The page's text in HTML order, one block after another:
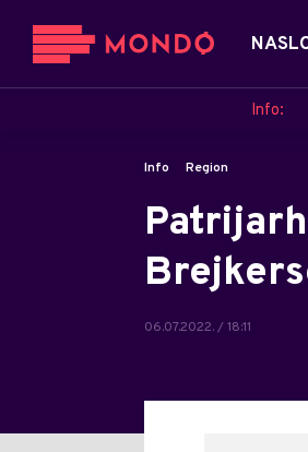
Info:
Info Region
06.07.2022. / 18:11